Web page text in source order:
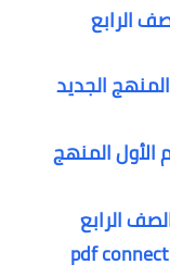
استيب أهيد كونكت 4 الصف الرابع
الجديد
الأول المنهج
الرابع